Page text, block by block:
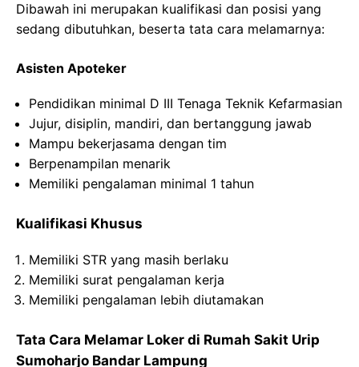
Dibawah ini merupakan kualifikasi dan posisi yang
sedang dibutuhkan, beserta tata cara melamarnya:
Asisten Apoteker
Pendidikan minimal D III Tenaga Teknik Kefarmasian
Jujur, disiplin, mandiri, dan bertanggung jawab
Mampu bekerjasama dengan tim
Berpenampilan menarik
Memiliki pengalaman minimal 1 tahun
Kualifikasi Khusus
Memiliki STR yang masih berlaku
Memiliki surat pengalaman kerja
Memiliki pengalaman lebih diutamakan
Tata Cara Melamar Loker di Rumah Sakit Urip
Sumoharjo Bandar Lampung